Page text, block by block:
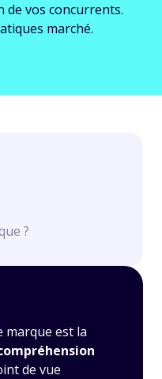
de vos concurrents.
marché.
?
est la
de vue